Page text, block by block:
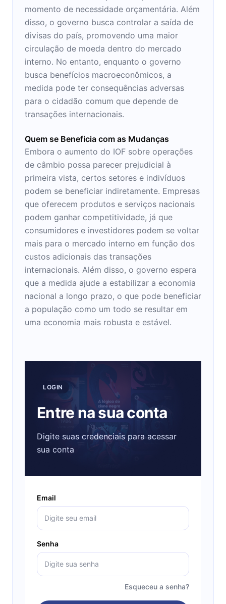
momento de necessidade orçamentária. Além
disso, o governo busca controlar a saída de
divisas do país, promovendo uma maior
circulação de moeda dentro do mercado
interno. No entanto, enquanto o governo
busca benefícios macroeconômicos, a
medida pode ter consequências adversas
para o cidadão comum que depende de
transações internacionais.
Quem se Beneficia com as Mudanças
Embora o aumento do IOF sobre operações
de câmbio possa parecer prejudicial à
primeira vista, certos setores e indivíduos
podem se beneficiar indiretamente. Empresas
que oferecem produtos e serviços nacionais
podem ganhar competitividade, já que
consumidores e investidores podem se voltar
mais para o mercado interno em função dos
custos adicionais das transações
internacionais. Além disso, o governo espera
que a medida ajude a estabilizar a economia
nacional a longo prazo, o que pode beneficiar
a população como um todo se resultar em
uma economia mais robusta e estável.
LOGIN
Entre na sua conta
Digite suas credenciais para acessar
sua conta
Email
Senha
Esqueceu a senha?